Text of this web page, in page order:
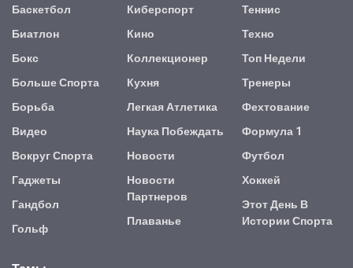
Баскетбол
Биатлон
Бокс
Больше Спорта
Борьба
Видео
Вокруг Спорта
Гаджеты
Гандбол
Гольф
Киберспорт
Кино
Коллекционер
Кухня
Легкая Атлетика
Наука Побеждать
Новости
Новости
Партнеров
Плаванье
Теннис
Техно
Топ Недели
Тренеры
Фехтование
Формула 1
Футбол
Хоккей
Этот День В
Истории Спорта